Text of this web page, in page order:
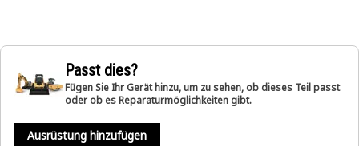
Passt dies?
Fügen Sie Ihr Gerät hinzu, um zu sehen, ob dieses Teil passt
oder ob es Reparaturmöglichkeiten gibt.
Ausrüstung hinzufügen